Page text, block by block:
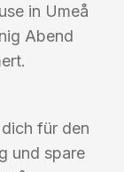
in Umeå
Abend
für den
und spare